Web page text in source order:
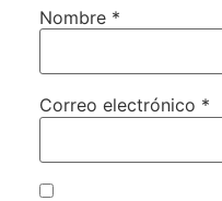
Nombre *
Correo electrónico *